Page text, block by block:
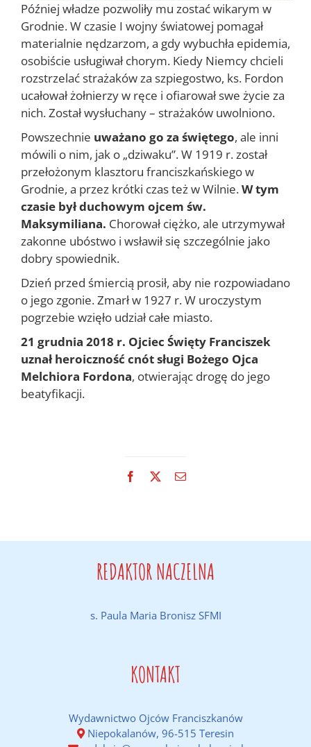
Później władze pozwoliły mu zostać wikarym w
Grodnie. W czasie I wojny światowej pomagał
materialnie nędzarzom, a gdy wybuchła epidemia,
osobiście usługiwał chorym. Kiedy Niemcy chcieli
rozstrzelać strażaków za szpiegostwo, ks. Fordon
ucałował żołnierzy w ręce i ofiarował swe życie za
nich. Został wysłuchany – strażaków uwolniono.
Powszechnie uważano go za świętego, ale inni
mówili o nim, jak o „dziwaku”. W 1919 r. został
przełożonym klasztoru franciszkańskiego w
Grodnie, a przez krótki czas też w Wilnie.W tym
czasie był duchowym ojcem św.
Maksymiliana. Chorował ciężko, ale utrzymywał
zakonne ubóstwo i wsławił się szczególnie jako
dobry spowiednik.
Dzień przed śmiercią prosił, aby nie rozpowiadano
o jego zgonie. Zmarł w 1927 r. W uroczystym
pogrzebie wzięło udział całe miasto.
21 grudnia 2018 r. Ojciec Święty Franciszek
uznał heroiczność cnót sługi Bożego Ojca
Melchiora Fordona, otwierając drogę do jego
beatyfikacji.
Facebook Email
REDAKTOR NACZELNA
s. Paula Maria Bronisz SFMI
KONTAKT
Wydawnictwo Ojców Franciszkanów
Niepokalanów, 96-515 Teresin